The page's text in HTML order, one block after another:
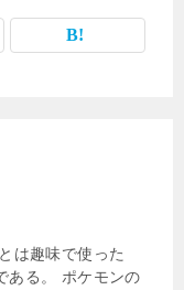
は趣味で使った
ある。 ポケモンの